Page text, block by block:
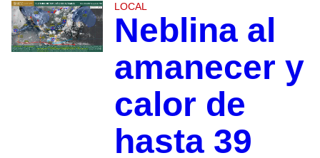
LOCAL
Neblina al
amanecer y
calor de
hasta 39